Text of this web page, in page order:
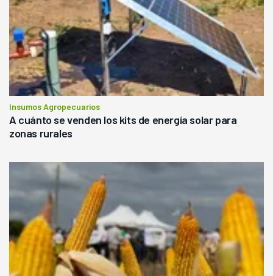
Insumos Agropecuarios
A cuánto se venden los kits de energía solar para
zonas rurales